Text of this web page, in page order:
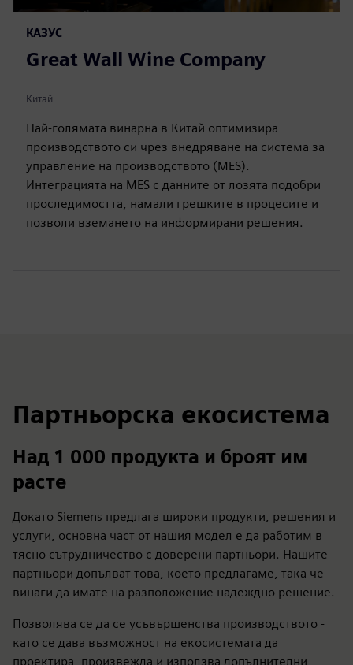
КАЗУС
Great Wall Wine Company
Китай
Най-голямата винарна в Китай оптимизира
производството си чрез внедряване на система за
управление на производството (MES).
Интеграцията на MES с данните от лозята подобри
проследимостта, намали грешките в процесите и
позволи вземането на информирани решения.
Партньорска екосистема
Над 1 000 продукта и броят им
расте
Докато Siemens предлага широки продукти, решения и
услуги, основна част от нашия модел е да работим в
тясно сътрудничество с доверени партньори. Нашите
партньори допълват това, което предлагаме, така че
винаги да имате на разположение надеждно решение.
Позволява се да се усъвършенства производството -
като се дава възможност на екосистемата да
проектира, произвежда и използва допълнителни